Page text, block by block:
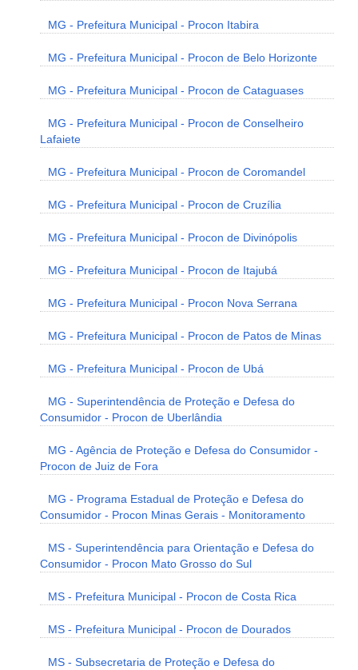
MG - Prefeitura Municipal - Procon Itabira
MG - Prefeitura Municipal - Procon de Belo Horizonte
MG - Prefeitura Municipal - Procon de Cataguases
MG - Prefeitura Municipal - Procon de Conselheiro
Lafaiete
MG - Prefeitura Municipal - Procon de Coromandel
MG - Prefeitura Municipal - Procon de Cruzília
MG - Prefeitura Municipal - Procon de Divinópolis
MG - Prefeitura Municipal - Procon de Itajubá
MG - Prefeitura Municipal - Procon Nova Serrana
MG - Prefeitura Municipal - Procon de Patos de Minas
MG - Prefeitura Municipal - Procon de Ubá
MG - Superintendência de Proteção e Defesa do
Consumidor - Procon de Uberlândia
MG - Agência de Proteção e Defesa do Consumidor -
Procon de Juiz de Fora
MG - Programa Estadual de Proteção e Defesa do
Consumidor - Procon Minas Gerais - Monitoramento
MS - Superintendência para Orientação e Defesa do
Consumidor - Procon Mato Grosso do Sul
MS - Prefeitura Municipal - Procon de Costa Rica
MS - Prefeitura Municipal - Procon de Dourados
MS - Subsecretaria de Proteção e Defesa do